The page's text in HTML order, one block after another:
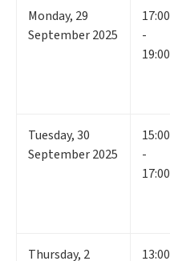
Monday, 29
September 2025
17:00
-
19:00
Tuesday,30
September 2025
15:00
-
17:00
Thursday, 2
13:00